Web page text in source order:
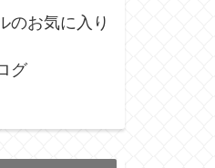
のお気に入り
グ